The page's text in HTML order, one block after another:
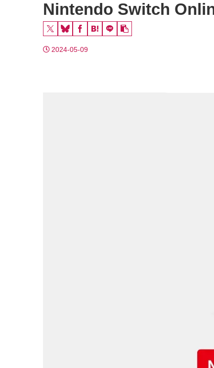
Nintendo Switch
2024-05-09